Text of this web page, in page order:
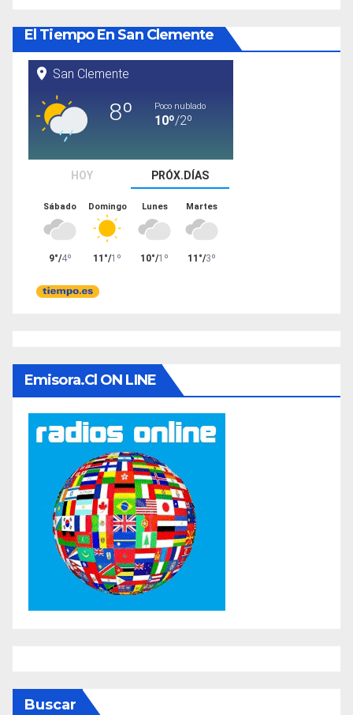
El Tiempo En San Clemente
Emisora.cl ON LINE
Buscar